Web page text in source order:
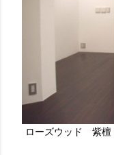
ローズウッド 紫檀